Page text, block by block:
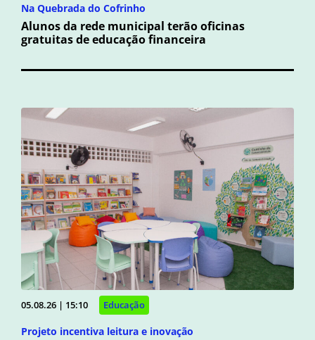
Na Quebrada do Cofrinho
Alunos da rede municipal terão oficinas
gratuitas de educação financeira
05.08.26 | 15:10 Educação
Projeto incentiva leitura e inovação